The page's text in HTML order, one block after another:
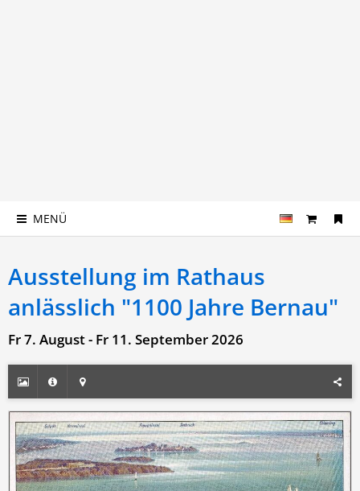
MENÜ
Ausstellung im Rathaus
anlässlich "1100 Jahre Bernau"
Fr 7. August - Fr 11. September 2026